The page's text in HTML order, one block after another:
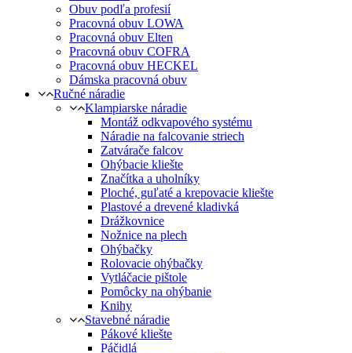
Obuv podľa profesií
Pracovná obuv LOWA
Pracovná obuv Elten
Pracovná obuv COFRA
Pracovná obuv HECKEL
Dámska pracovná obuv
Ručné náradie
Klampiarske náradie
Montáž odkvapového systému
Náradie na falcovanie striech
Zatvárače falcov
Ohýbacie kliešte
Značítka a uholníky
Ploché, guľaté a krepovacie kliešte
Plastové a drevené kladivká
Drážkovnice
Nožnice na plech
Ohýbačky
Rolovacie ohýbačky
Vytláčacie pištole
Pomôcky na ohýbanie
Knihy
Stavebné náradie
Pákové kliešte
Páčidlá